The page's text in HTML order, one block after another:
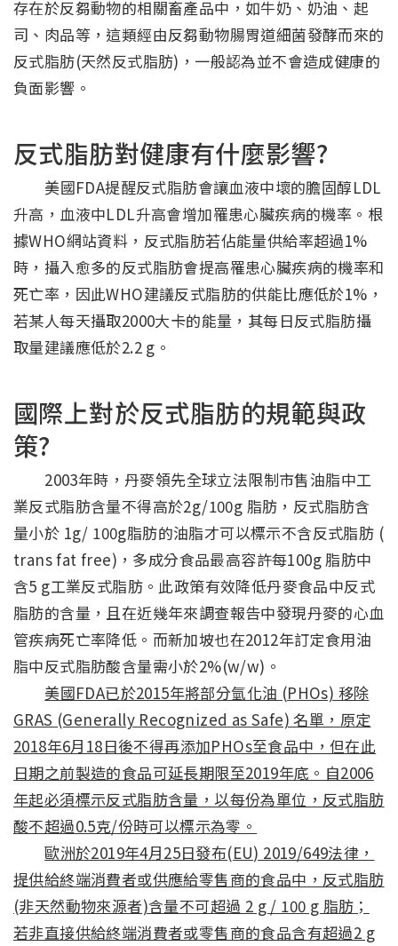
存在於反芻動物的相關畜產品中，如牛奶、奶油、起
司、肉品等，這類經由反芻動物腸胃道細菌發酵而來的
反式脂肪(天然反式脂肪)，一般認為並不會造成健康的
負面影響。
反式脂肪對健康有什麼影響?
美國FDA提醒反式脂肪會讓血液中壞的膽固醇LDL
升高，血液中LDL升高會增加罹患心臟疾病的機率。根
據WHO網站資料，反式脂肪若佔能量供給率超過1%
時，攝入愈多的反式脂肪會提高罹患心臟疾病的機率和
死亡率，因此WHO建議反式脂肪的供能比應低於1%，
若某人每天攝取2000大卡的能量，其每日反式脂肪攝
取量建議應低於2.2 g。
國際上對於反式脂肪的規範與政
策?
2003年時，丹麥領先全球立法限制市售油脂中工
業反式脂肪含量不得高於2g/100g 脂肪，反式脂肪含
量小於 1g/ 100g脂肪的油脂才可以標示不含反式脂肪 (
trans fat free)，多成分食品最高容許每100g 脂肪中
含5 g工業反式脂肪。此政策有效降低丹麥食品中反式
脂肪的含量，且在近幾年來調查報告中發現丹麥的心血
管疾病死亡率降低。而新加坡也在2012年訂定食用油
脂中反式脂肪酸含量需小於2%(w/w)。
美國FDA已於2015年將部分氫化油 (PHOs) 移除
GRAS (Generally Recognized as Safe) 名單，原定
2018年6月18日後不得再添加PHOs至食品中，但在此
日期之前製造的食品可延長期限至2019年底。自2006
年起必須標示反式脂肪含量，以每份為單位，反式脂肪
酸不超過0.5克/份時可以標示為零。
歐洲於2019年4月25日發布(EU) 2019/649法律，
提供給終端消費者或供應給零售商的食品中，反式脂肪
(非天然動物來源者)含量不可超過 2 g / 100 g 脂肪；
若非直接供給終端消費者或零售商的食品含有超過2 g